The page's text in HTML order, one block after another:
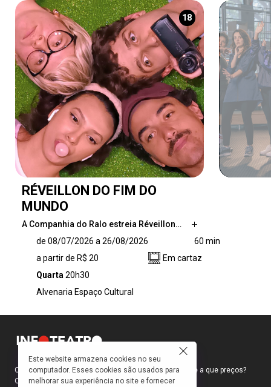
18
RÉVEILLON DO FIM DO
MUNDO
A Companhia do Ralo estreia Réveillon…
Do Mundo, comédia que aborda a dificuldade
de viver além dos próprios problemas e o valor
da empatia Partindo de uma narrativa na qual
churrasqueiro na tentativa de celebrar seu
de 08/07/2026 a 26/08/2026
60 min
a partir de R$ 20
Em cartaz
Quarta 20h30
Alvenaria Espaço Cultural
Como faço para ir ao teatro? Onde compro ingressos e a que preços?
Quais peças estão em cartaz?
Este website armazena cookies no seu
computador. Esses cookies são usados para
melhorar sua experiência no site e fornecer